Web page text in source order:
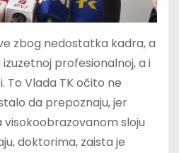
zbog nedostatka kadra, a
profesionalnoj, a i
To Vlada TK očito ne
da prepoznaju, jer
sloju
doktorima, zaista je